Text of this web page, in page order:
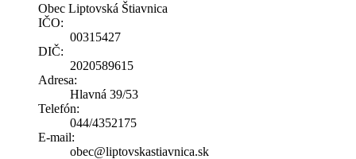
Obec Liptovská Štiavnica
IČO:
00315427
DIČ:
2020589615
Adresa:
Hlavná 39/53
Telefón:
044/4352175
E-mail:
obec@liptovskastiavnica.sk